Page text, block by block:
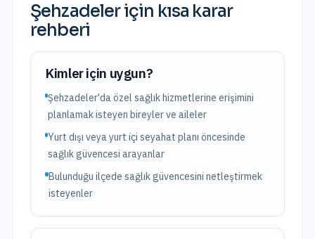
Şehzadeleriçin kısa karar
rehberi
Kimler için uygun?
Şehzadeler'da özel sağlık hizmetlerine erişimini
planlamak isteyen bireyler ve aileler
Yurt dışı veya yurt içi seyahat planı öncesinde
sağlık güvencesi arayanlar
Bulunduğu ilçede sağlık güvencesini netleştirmek
isteyenler